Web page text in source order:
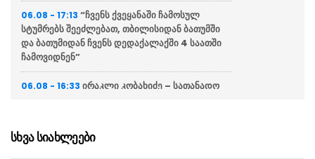
06.08 - 17:13 “ჩვენს ქვეყანაში ჩამოსულ
სტუმრებს შეეძლებათ, თბილისიდან ბათუმში
და ბათუმიდან ჩვენს დედაქალაქში 4 საათში
ჩამოვიდნენ”
06.08 - 16:33 ირაკლი კობახიძე – სათანადო
06.08 - 16:22“ვინც უპირისპირდება
სხვა სიახლეები